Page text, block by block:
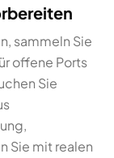
sammeln Sie
offene Ports
Sie
Sie mit realen